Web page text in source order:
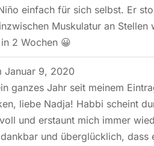
einfach für sich selbst. Er
Muskulatur an
2 Wochen 😀
Januar 9, 2020
ganzes Jahr seit meinem
liebe Nadja! Habbi scheint
und erstaunt mich immer
und überglücklich,